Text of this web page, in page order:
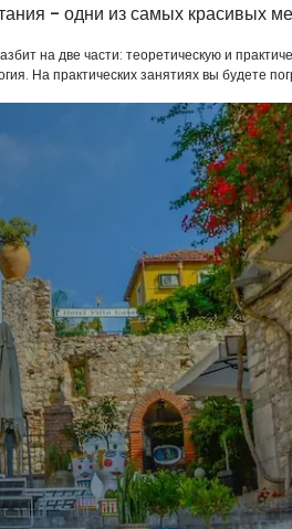
- одни из самых красивых
на две части: теоретическую и
На практических занятиях вы будете